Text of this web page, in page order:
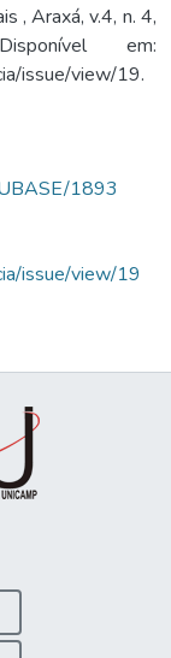
, Araxá, v.4, n. 4,
em:
issue/view/19.
1893
issue/view/19